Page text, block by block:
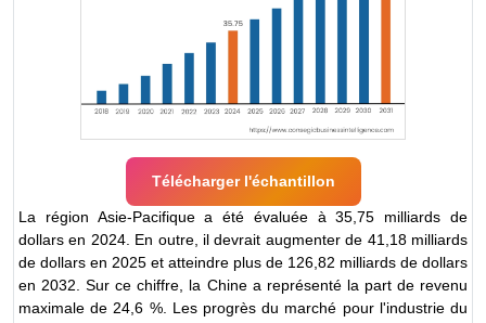
Télécharger l'échantillon
La région Asie-Pacifique a été évaluée à 35,75 milliards de
dollars en 2024. En outre, il devrait augmenter de 41,18 milliards
de dollars en 2025 et atteindre plus de 126,82 milliards de dollars
en 2032. Sur ce chiffre, la Chine a représenté la part de revenu
maximale de 24,6 %. Les progrès du marché pour l'industrie du